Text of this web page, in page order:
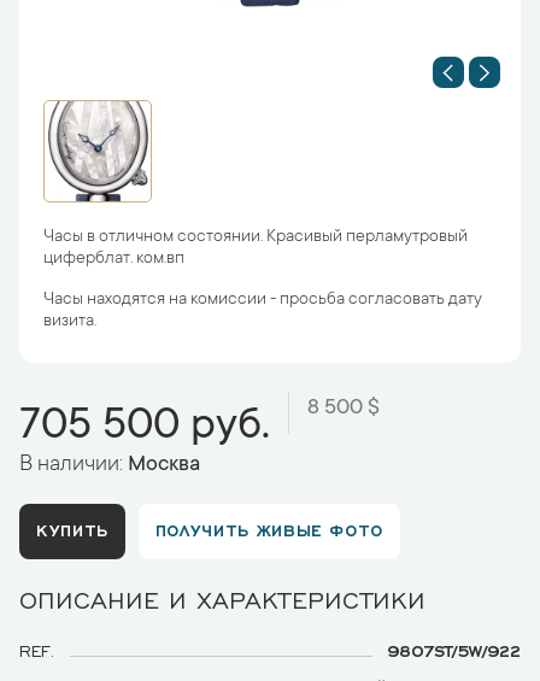
Часы в отличном состоянии. Красивый перламутровый
циферблат. ком.вп
Часы находятся на комиссии - просьба согласовать дату
визита.
705 500 руб. 8 500 $
В наличии: Москва
КУПИТЬ ПОЛУЧИТЬ ЖИВЫЕ ФОТО
ОПИСАНИЕ И ХАРАКТЕРИСТИКИ
REF.
9807ST/5W/922